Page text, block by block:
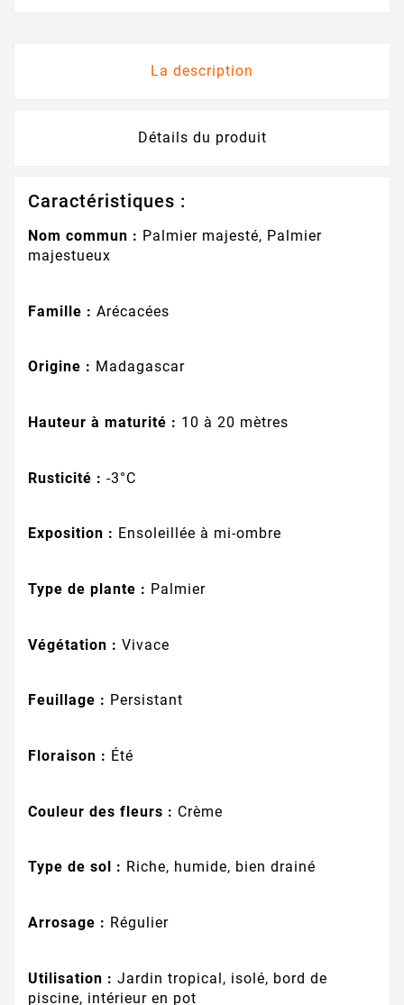
La description
Détails du produit
Caractéristiques :
Nom commun : Palmier majesté, Palmier
majestueux
Famille : Arécacées
Origine : Madagascar
Hauteur à maturité : 10 à 20 mètres
Rusticité : -3°C
Exposition : Ensoleillée à mi-ombre
Type de plante : Palmier
Végétation : Vivace
Feuillage : Persistant
Floraison : Été
Couleur des fleurs : Crème
Type de sol : Riche, humide, bien drainé
Arrosage : Régulier
Utilisation : Jardin tropical, isolé, bord de
piscine, intérieur en pot